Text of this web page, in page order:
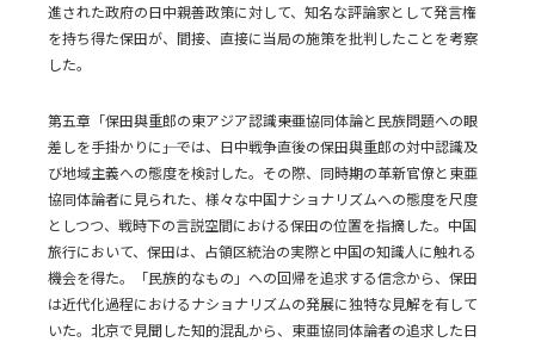
進された政府の日中親善政策に対して、知名な評論家として発言権
を持ち得た保田が、間接、直接に当局の施策を批判したことを考察
した。
第五章「保田與重郎の東アジア認識――東亜協同体論と民族問題への眼
差しを手掛かりに――」では、日中戦争直後の保田與重郎の対中認識及
び地域主義への態度を検討した。その際、同時期の革新官僚と東亜
協同体論者に見られた、様々な中国ナショナリズムへの態度を尺度
としつつ、戦時下の言説空間における保田の位置を指摘した。中国
旅行において、保田は、占領区統治の実際と中国の知識人に触れる
機会を得た。「民族的なもの」への回帰を追求する信念から、保田
は近代化過程におけるナショナリズムの発展に独特な見解を有して
いた。北京で見聞した知的混乱から、東亜協同体論者の追求した日